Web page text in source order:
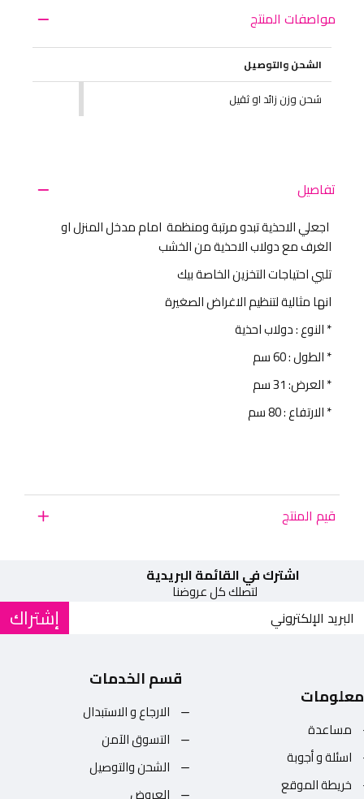
مواصفات المنتج
الشحن والتوصيل
شحن وزن زائد او ثقيل
تفاصيل
اجعلي الاحذية تبدو مرتبة ومنظمة امام مدخل المنزل او
الغرف مع دولاب الاحذية من الخشب
تلبي احتياجات التخزين الخاصة بيك
انها مثالية لتنظيم الاغراض الصغيرة
* النوع : دولاب احذية
* الطول : 60 سم
* العرض: 31 سم
* الارتفاع : 80 سم
قيم المنتج
اشترك في القائمة البريدية
لتصلك كل عروضنا
إشتراك
معلومات
مساعدة
اسئلة و أجوبة
خريطة الموقع
قسم الخدمات
الارجاع و الاستبدال
التسوق الآمن
الشحن والتوصيل